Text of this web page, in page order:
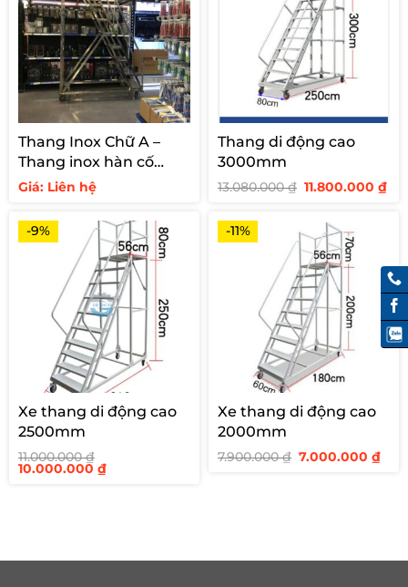
Thang Inox Chữ A –
Thang inox hàn cố
định cho siêu thị
Giá: Liên hệ
Thang di động cao
3000mm
13.080.000₫ Giá
gốc
13.080.000 ₫.
11.800.000₫Giá
-9%
Xe thang di động cao
2500mm
11.000.000₫
Giá
gốc
10.000.000 ₫Giá
-11%
Xe thang di động cao
2000mm
7.900.000₫ Giá
gốc
7.000.000₫Giá